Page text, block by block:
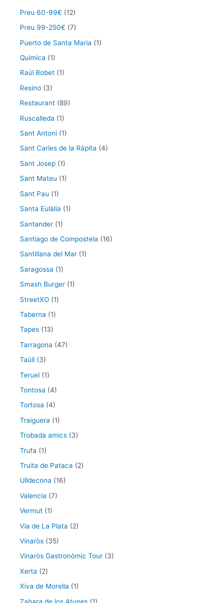
Preu 60-99€ (12)
Preu 99-250€ (7)
Puerto de Santa Maria (1)
Quimica (1)
Raúl Bobet (1)
Resino (3)
Restaurant (89)
Ruscalleda (1)
Sant Antoni (1)
Sant Carles de la Ràpita (4)
Sant Josep (1)
Sant Mateu (1)
Sant Pau (1)
Santa Eulàlia (1)
Santander (1)
Santiago de Compostela (16)
Santillana del Mar (1)
Saragossa (1)
Smash Burger (1)
StreetXO (1)
Taberna (1)
Tapes (13)
Tarragona (47)
Taüll (3)
Teruel (1)
Tontosa (4)
Tortosa (4)
Traiguera (1)
Trobada amics (3)
Trufa (1)
Truita de Pataca (2)
Ulldecona (16)
Valencia (7)
Vermut (1)
Via de La Plata (2)
Vinaròs (35)
Vinaròs Gastronòmic Tour (3)
Xerta (2)
Xiva de Morella (1)
Zahara de los Atunes (1)